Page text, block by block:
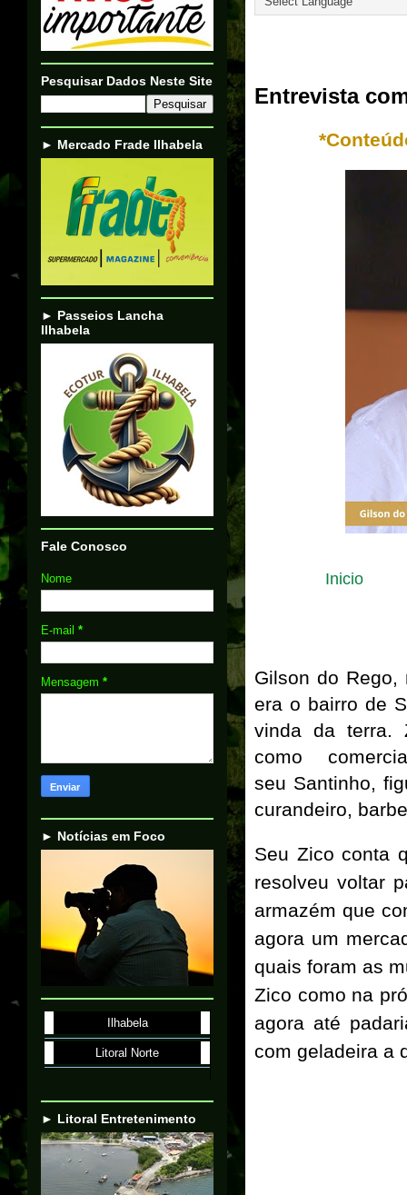
Entrevista
Inicio
Gilson do
era o bairro de
vinda da terra.
como
seu Santinho,
curandeiro,
Seu Zico conta
resolveu voltar
armazém que
agora um
quais foram as
Zico como na
agora até
com geladeira a
Pesquisar Dados Neste Site
► Mercado Frade Ilhabela
► Passeios Lancha
Ilhabela
Fale Conosco
Nome
E-mail *
Mensagem *
► Notícias em Foco
Ilhabela
Litoral Norte
► Litoral Entretenimento